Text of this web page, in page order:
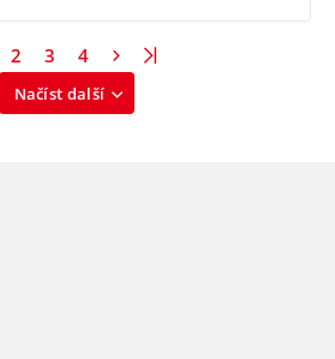
Načíst další
2 3 4